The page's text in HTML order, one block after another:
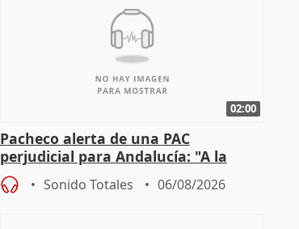
02:00
Pacheco alerta de una PAC
perjudicial para Andalucía: "A la
agricultura hay que protegerla"
Sonido Totales 06/08/2026